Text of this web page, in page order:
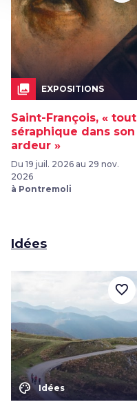
collections EXPOSITIONS
Saint-François, « tout
séraphique dans son
ardeur »
Du 19 juil. 2026 au 29 nov.
2026
à Pontremoli
Idées
color_lens Idées
favorite_border